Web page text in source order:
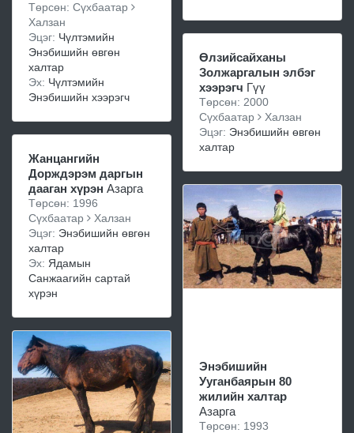
Төрсөн: Сүхбаатар
Халзан
Эцэг: Чүлтэмийн
Энэбишийн өвгөн
халтар
Эх: Чүлтэмийн
Энэбишийн хээрэгч
Жанцангийн
Дорждэрэм даргын
дааган хүрэн Азарга
Төрсөн: 1996
Сүхбаатар
Халзан
Эцэг: Энэбишийн өвгөн
халтар
Эх: Ядамын
Санжаагийн сартай
хүрэн
Өлзийсайханы
Золжаргалын элбэг
хээрэгч Гүү
Төрсөн: 2000
Сүхбаатар
Халзан
Эцэг: Энэбишийн өвгөн
халтар
Энэбишийн
Ууганбаярын 80
жилийн халтар
Азарга
Төрсөн: 1993